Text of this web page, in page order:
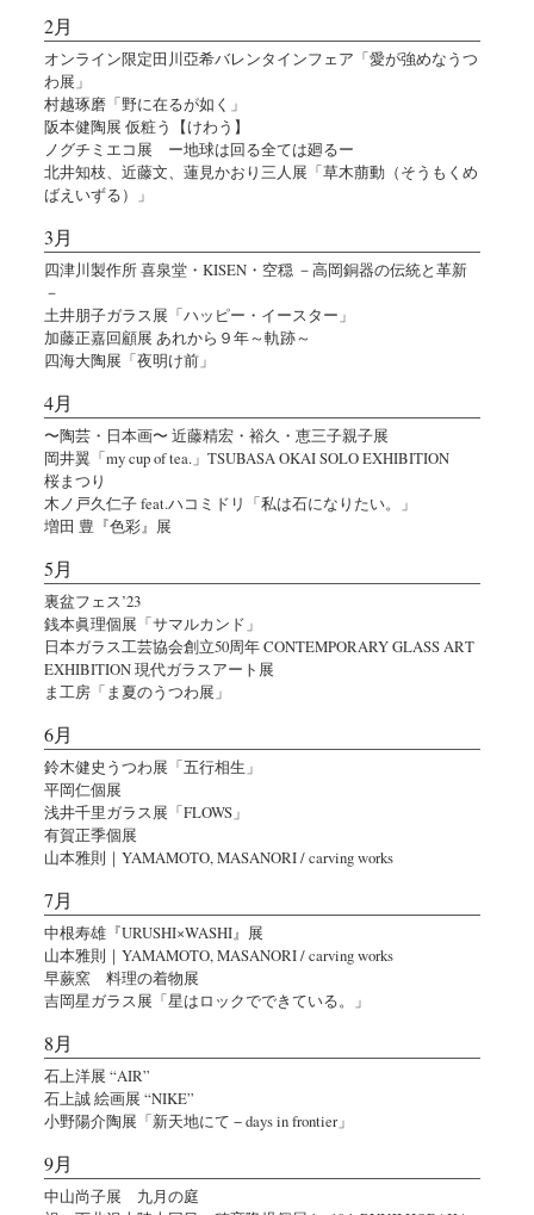
2月
オンライン限定田川亞希バレンタインフェア「愛が強めなうつ
わ展」
村越琢磨「野に在るが如く」
阪本健陶展 仮粧う【けわう】
ノグチミエコ展 ー地球は回る全ては廻るー
北井知枝、近藤文、蓮見かおり三人展「草木萠動（そうもくめ
ばえいずる）」
3月
四津川製作所 喜泉堂・KISEN・空穏 －高岡銅器の伝統と革新
－
土井朋子ガラス展「ハッピー・イースター」
加藤正嘉回顧展 あれから９年～軌跡～
四海大陶展「夜明け前」
4月
〜陶芸・日本画〜 近藤精宏・裕久・恵三子親子展
岡井翼「my cup of tea.」TSUBASA OKAI SOLO EXHIBITION
桜まつり
木ノ戸久仁子 feat.ハコミドリ「私は石になりたい。」
増田 豊『色彩』展
5月
裏盆フェス’23
銭本眞理個展「サマルカンド」
日本ガラス工芸協会創立50周年 CONTEMPORARY GLASS ART
EXHIBITION 現代ガラスアート展
ま工房「ま夏のうつわ展」
6月
鈴木健史うつわ展「五行相生」
平岡仁個展
浅井千里ガラス展「FLOWS」
有賀正季個展
山本雅則｜YAMAMOTO, MASANORI / carving works
7月
中根寿雄『URUSHI×WASHI』展
山本雅則｜YAMAMOTO, MASANORI / carving works
早蕨窯 料理の着物展
吉岡星ガラス展「星はロックでできている。」
8月
石上洋展 “AIR”
石上誠 絵画展 “NIKE”
小野陽介陶展「新天地にて − days in frontier」
9月
中山尚子展 九月の庭